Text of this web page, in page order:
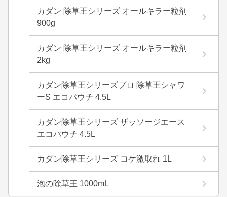
カダン 除草王シリーズ オールキラー粒剤
900g
カダン 除草王シリーズ オールキラー粒剤
2kg
カダン除草王シリーズプロ 除草王シャワ
ーS エコパウチ 4.5L
カダン除草王シリーズ ザッソージエース
エコパウチ 4.5L
カダン除草王シリーズ コケ激取れ 1L
泡の除草王 1000mL